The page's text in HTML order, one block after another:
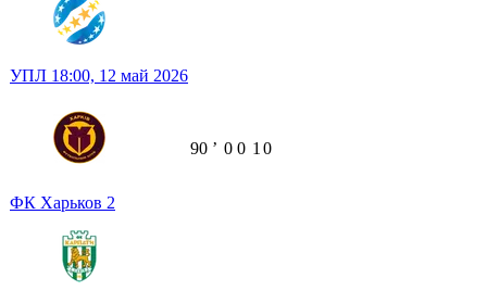
УПЛ 18:00, 12 май 2026
ФК Харьков 2
90 ʼ 0 0 1 0